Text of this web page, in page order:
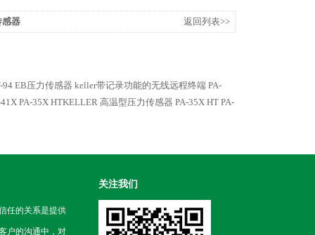
感器 返回列表>>
EB压力传感器 keller带记录功能的无线远程终端 PA-
PA-35X HTKELLER 高温型压力传感器 PA-35X HT PA-
任的关系是提供
户的沟通中，对
关注我们